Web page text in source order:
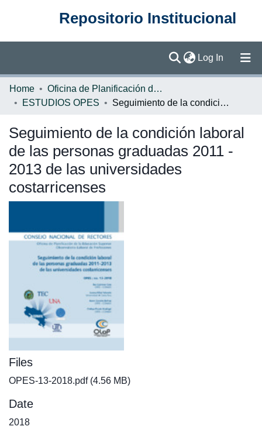
Repositorio Institucional
Log In (current)
Communities & Collections
Statistics
Home
Oficina de Planificación de la Educación Superior (OPES)
ESTUDIOS OPES
Seguimiento de la condición laboral de las personas graduadas 2011 - 2013 de las universidades costarricenses
Seguimiento de la condición laboral
de las personas graduadas 2011 -
2013 de las universidades
costarricenses
Files
OPES-13-2018.pdf(4.56 MB)
Date
2018